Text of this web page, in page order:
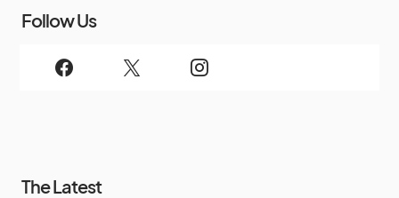
Follow Us
The Latest